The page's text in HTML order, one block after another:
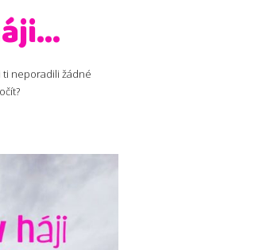
ti neporadili žádné